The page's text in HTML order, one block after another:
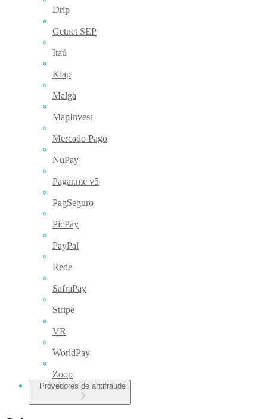
Drip
Getnet SEP
Itaú
Klap
Malga
MapInvest
Mercado Pago
NuPay
Pagar.me v5
PagSeguro
PicPay
PayPal
Rede
SafraPay
Stripe
VR
WorldPay
Zoop
Provedores de antifraude